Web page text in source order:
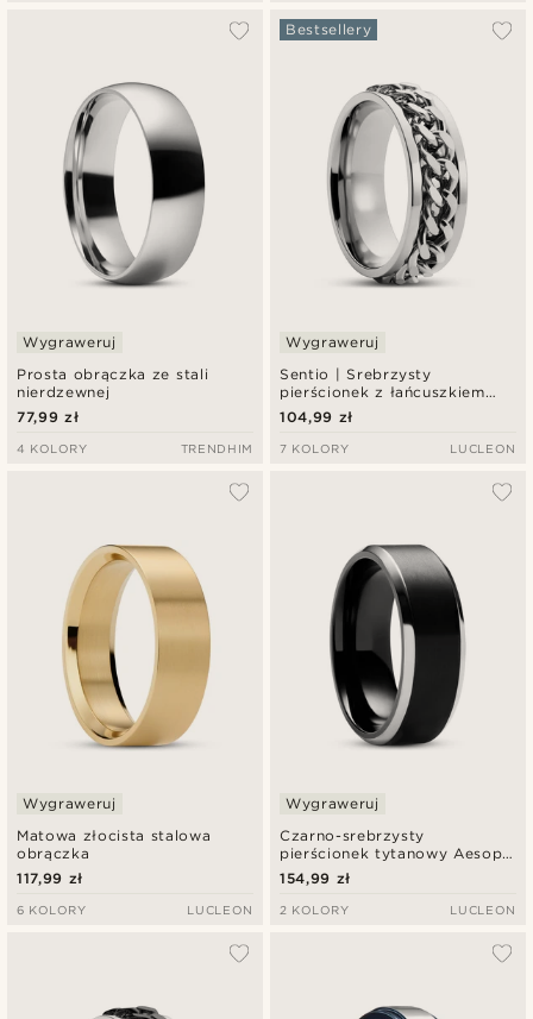
Prosta obrączka ze stali
nierdzewnej
Wygraweruj
77,99 zł
4 KOLORY TRENDHIM
Sentio | Srebrzysty
pierścionek z łańcuszkiem
krawężnikowym ze stali
nierdzewnej
Bestsellery
Wygraweruj
104,99 zł
7 KOLORY LUCLEON
Matowa złocista stalowa
obrączka
Wygraweruj
117,99 zł
6 KOLORY LUCLEON
Czarno-srebrzysty
pierścionek tytanowy Aesop
Keith
Wygraweruj
154,99 zł
2 KOLORY LUCLEON